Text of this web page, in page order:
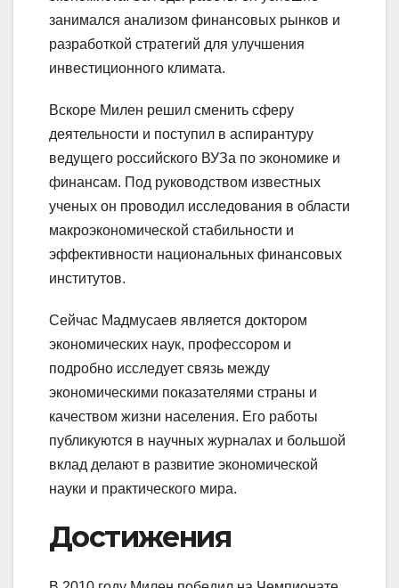
занимался анализом финансовых рынков и
разработкой стратегий для улучшения
инвестиционного климата.
Вскоре Милен решил сменить сферу
деятельности и поступил в аспирантуру
ведущего российского ВУЗа по экономике и
финансам. Под руководством известных
ученых он проводил исследования в области
макроэкономической стабильности и
эффективности национальных финансовых
институтов.
Сейчас Мадмусаев является доктором
экономических наук, профессором и
подробно исследует связь между
экономическими показателями страны и
качеством жизни населения. Его работы
публикуются в научных журналах и большой
вклад делают в развитие экономической
науки и практического мира.
Достижения